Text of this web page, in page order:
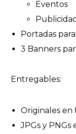
Eventos
Publicidad
Portadas
3 Banners
Entregables:
Originales en
JPGs y PNGs